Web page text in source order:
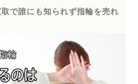
で誰にも知られず指輪を売れ